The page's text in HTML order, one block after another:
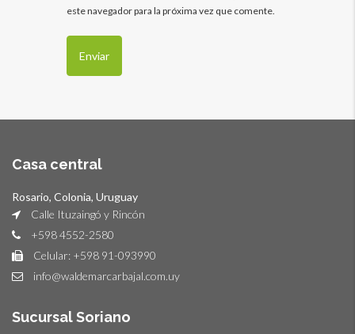
este navegador para la próxima vez que comente.
Casa central
Rosario, Colonia, Uruguay
Calle Ituzaingó y Rincón
+598 4552-2580
Celular: +598 91-093990
info@waldemarcarbajal.com.uy
Sucursal Soriano